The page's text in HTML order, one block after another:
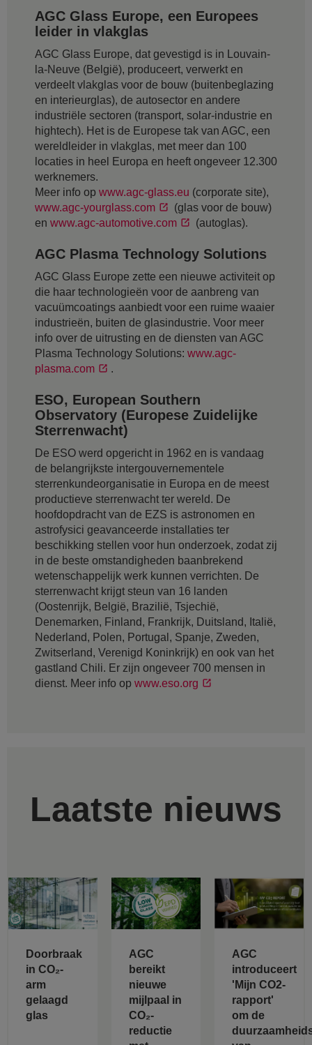
AGC Glass Europe, een Europees
leider in vlakglas
AGC Glass Europe, dat gevestigd is in Louvain-
la-Neuve (België), produceert, verwerkt en
verdeelt vlakglas voor de bouw (buitenbeglazing
en interieurglas), de autosector en andere
industriële sectoren (transport, solar-industrie en
hightech). Het is de Europese tak van AGC, een
wereldleider in vlakglas, met meer dan 100
locaties in heel Europa en heeft ongeveer 12.300
werknemers.
Meer info op www.agc-glass.eu (corporate site),
www.agc-yourglass.com
(glas voor de bouw)
en www.agc-automotive.com (autoglas).
AGC Plasma Technology Solutions
AGC Glass Europe zette een nieuwe activiteit op
die haar technologieën voor de aanbreng van
vacuümcoatings aanbiedt voor een ruime waaier
industrieën, buiten de glasindustrie. Voor meer
info over de uitrusting en de diensten van AGC
Plasma Technology Solutions: www.agc-
plasma.com
.
ESO, European Southern
Observatory (Europese Zuidelijke
Sterrenwacht)
De ESO werd opgericht in 1962 en is vandaag
de belangrijkste intergouvernementele
sterrenkundeorganisatie in Europa en de meest
productieve sterrenwacht ter wereld. De
hoofdopdracht van de EZS is astronomen en
astrofysici geavanceerde installaties ter
beschikking stellen voor hun onderzoek, zodat zij
in de beste omstandigheden baanbrekend
wetenschappelijk werk kunnen verrichten. De
sterrenwacht krijgt steun van 16 landen
(Oostenrijk, België, Brazilië, Tsjechië,
Denemarken, Finland, Frankrijk, Duitsland, Italië,
Nederland, Polen, Portugal, Spanje, Zweden,
Zwitserland, Verenigd Koninkrijk) en ook van het
gastland Chili. Er zijn ongeveer 700 mensen in
dienst. Meer info op www.eso.org
Laatste nieuws
Doorbraak
in CO₂-
arm
gelaagd
glas
AGC
bereikt
nieuwe
mijlpaal in
CO₂-
reductie
AGC
introduceert
'Mijn CO2-
rapport'
om de